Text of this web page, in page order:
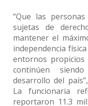
“Que las
sujetas de
mantener el
independencia
entornos
continúen
desarrollo del
La funcionaria
reportaron 11.3